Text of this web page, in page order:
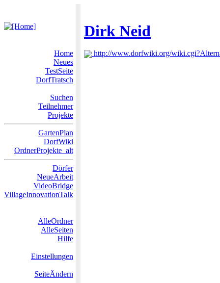
Dirk Neid
Home
Neues
TestSeite
DorfTratsch
Suchen
Teilnehmer
Projekte
GartenPlan
DorfWiki
OrdnerProjekte_alt
Dörfer
NeueArbeit
VideoBridge
VillageInnovationTalk
AlleOrdner
AlleSeiten
Hilfe
Einstellungen
SeiteÄndern
http://www.dorfwiki.org/